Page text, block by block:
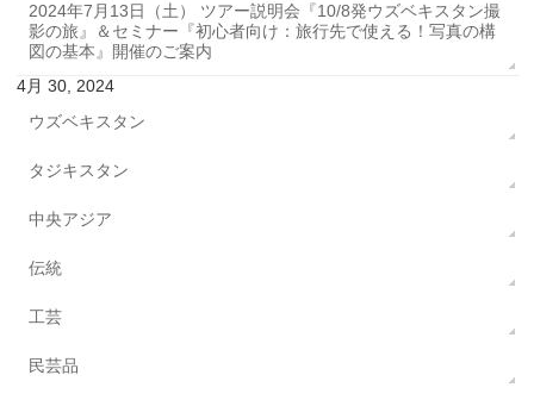
2024年7月13日（土） ツアー説明会『10/8発ウズベキスタン撮
影の旅』＆セミナー『初心者向け：旅行先で使える！写真の構
図の基本』開催のご案内
4月 30, 2024
ウズベキスタン
タジキスタン
中央アジア
伝統
工芸
民芸品